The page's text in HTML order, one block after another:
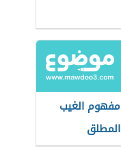
مفهوم الغيب
المطلق